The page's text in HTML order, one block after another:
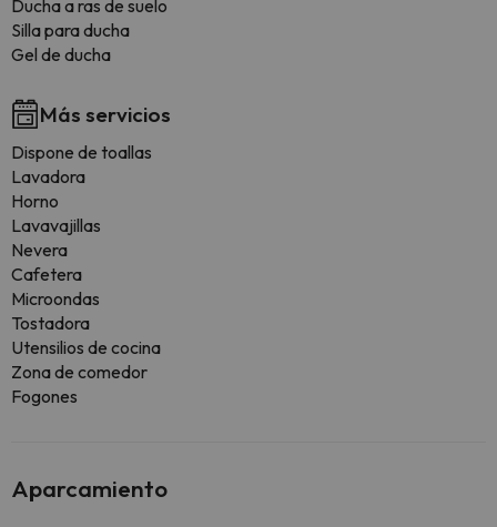
Ducha a ras de suelo
Silla para ducha
Gel de ducha
Más servicios
Dispone de toallas
Lavadora
Horno
Lavavajillas
Nevera
Cafetera
Microondas
Tostadora
Utensilios de cocina
Zona de comedor
Fogones
Aparcamiento